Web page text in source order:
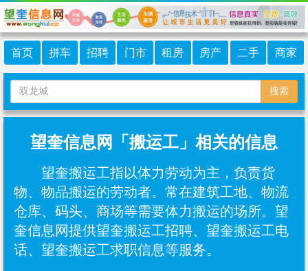
首页 拼车 招聘 门市 租房 房产 二手 商家
搜索
望奎信息网「搬运工」相关的信息
望奎搬运工指以体力劳动为主，负责货
物、物品搬运的劳动者。常在建筑工地、物流
仓库、码头、商场等需要体力搬运的场所。望
奎信息网提供望奎搬运工招聘、望奎搬运工电
话、望奎搬运工求职信息等服务。